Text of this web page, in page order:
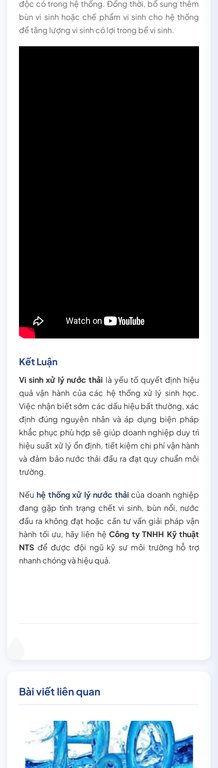
độc có trong hệ thống. Đồng thời, bổ sung thêm
bùn vi sinh hoặc chế phẩm vi sinh cho hệ thống
để tăng lượng vi sinh có lợi trong bể vi sinh.
Kết Luận
Vi sinh xử lý nước thải là yếu tố quyết định hiệu
quả vận hành của các hệ thống xử lý sinh học.
Việc nhận biết sớm các dấu hiệu bất thường, xác
định đúng nguyên nhân và áp dụng biện pháp
khắc phục phù hợp sẽ giúp doanh nghiệp duy trì
hiệu suất xử lý ổn định, tiết kiệm chi phí vận hành
và đảm bảo nước thải đầu ra đạt quy chuẩn môi
trường.
Nếu hệ thống xử lý nước thải của doanh nghiệp
đang gặp tình trạng chết vi sinh, bùn nổi, nước
đầu ra không đạt hoặc cần tư vấn giải pháp vận
hành tối ưu, hãy liên hệ Công ty TNHH Kỹ thuật
NTS để được đội ngũ kỹ sư môi trường hỗ trợ
nhanh chóng và hiệu quả.
Bài viết liên quan